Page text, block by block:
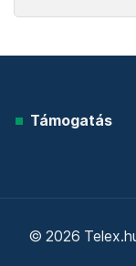
Támogatás
© 2026